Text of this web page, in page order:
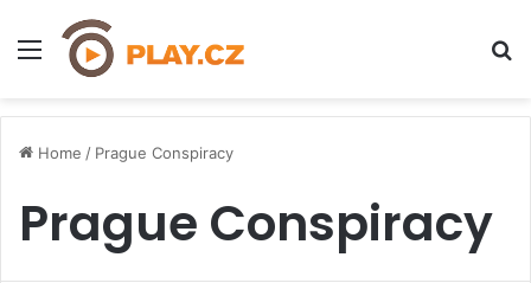
Menu
Home / Prague Conspiracy
Prague Conspiracy